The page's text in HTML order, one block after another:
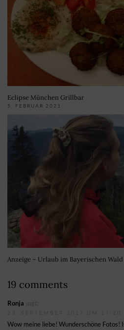
Eclipse München Grillbar
5. FEBRUAR 2021
Anzeige – Urlaub im Bayerischen Wald
19 comments
Ronja
Wow meine liebe! Wunderschöne Fotos!